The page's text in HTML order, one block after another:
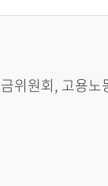
위원회, 고용